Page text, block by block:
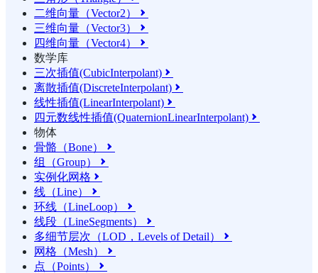
二维向量（Vector2） 
三维向量（Vector3） 
四维向量（Vector4） 
数学库
三次插值(CubicInterpolant) 
离散插值(DiscreteInterpolant) 
线性插值(LinearInterpolant) 
四元数线性插值(QuaternionLinearInterpolant) 
物体
骨骼（Bone）

组（Group） 
实例化网格 
线（Line） 
环线（LineLoop） 
线段（LineSegments） 
多细节层次（LOD，Levels of Detail） 
网格（Mesh） 
点（Points） 